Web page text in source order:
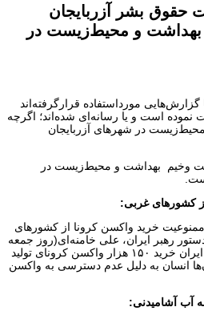
بشر آزربایجان
بهداشت و محیط‌زیست در
مورداستفاده قرارگرفته‌اند
نموده است و یا رسانه‌ای شده‌اند؛ اگرچه
در شهرهای آزربایجان
از وضعیت وخیم بهداشت و محیط‌زیست در
کشورهای غربی:
خرید واکسن کرونا از کشورهای
رهبر ایران، علی خامنه‌ای(روز جمعه
۱۹ دی‌ماه) اجرا شد و هلال‌احمر ایران خرید ۱۵۰ هزار واکسن کرونای تولید
انسان به دلیل عدم دسترسی به واکسن
آب آشامیدنی: